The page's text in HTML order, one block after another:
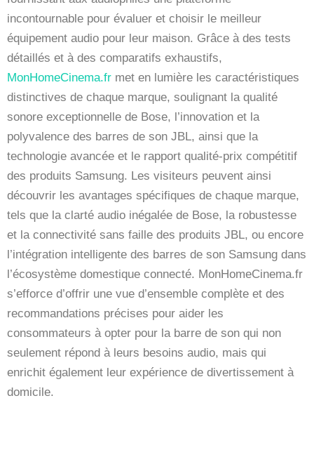
incontournable pour évaluer et choisir le meilleur
équipement audio pour leur maison. Grâce à des tests
détaillés et à des comparatifs exhaustifs,
MonHomeCinema.fr met en lumière les caractéristiques
distinctives de chaque marque, soulignant la qualité
sonore exceptionnelle de Bose, l’innovation et la
polyvalence des barres de son JBL, ainsi que la
technologie avancée et le rapport qualité-prix compétitif
des produits Samsung. Les visiteurs peuvent ainsi
découvrir les avantages spécifiques de chaque marque,
tels que la clarté audio inégalée de Bose, la robustesse
et la connectivité sans faille des produits JBL, ou encore
l’intégration intelligente des barres de son Samsung dans
l’écosystème domestique connecté. MonHomeCinema.fr
s’efforce d’offrir une vue d’ensemble complète et des
recommandations précises pour aider les
consommateurs à opter pour la barre de son qui non
seulement répond à leurs besoins audio, mais qui
enrichit également leur expérience de divertissement à
domicile.